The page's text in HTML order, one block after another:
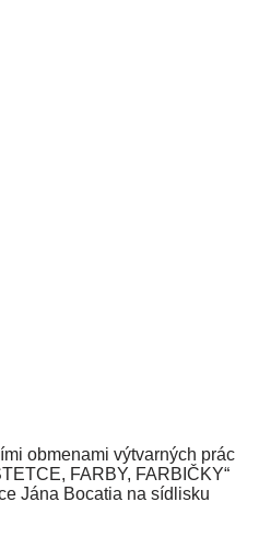
obmenami výtvarných prác
FARBY, FARBIČKY“
Jána Bocatia na sídlisku